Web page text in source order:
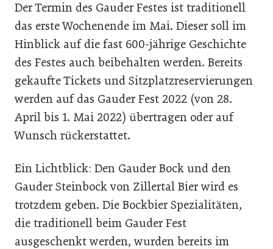
Der Termin des Gauder Festes ist traditionell
das erste Wochenende im Mai. Dieser soll im
Hinblick auf die fast 600-jährige Geschichte
des Festes auch beibehalten werden. Bereits
gekaufte Tickets und Sitzplatzreservierungen
werden auf das Gauder Fest 2022 (von 28.
April bis 1. Mai 2022) übertragen oder auf
Wunsch rückerstattet.
Ein Lichtblick: Den Gauder Bock und den
Gauder Steinbock von Zillertal Bier wird es
trotzdem geben. Die Bockbier Spezialitäten,
die traditionell beim Gauder Fest
ausgeschenkt werden, wurden bereits im